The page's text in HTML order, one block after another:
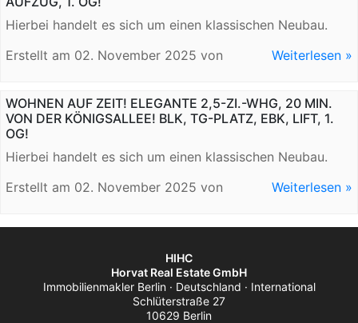
Hierbei handelt es sich um einen klassischen Neubau.
Erstellt am 02. November 2025 von Weiterlesen »
WOHNEN AUF ZEIT! ELEGANTE 2,5-ZI.-WHG, 20 MIN.
VON DER KÖNIGSALLEE! BLK, TG-PLATZ, EBK, LIFT, 1.
OG!
Hierbei handelt es sich um einen klassischen Neubau.
Erstellt am 02. November 2025 von Weiterlesen »
HIHC
Horvat Real Estate GmbH
Immobilienmakler Berlin · Deutschland · International
Schlüterstraße 27
10629 Berlin